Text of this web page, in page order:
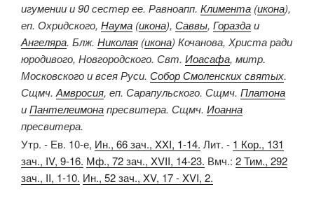
игумении и 90 сестер ее. Равноапп. Климента (икона),
еп. Охридского, Наума (икона), Саввы, Гораздаи
Ангеляра. Блж. Николая (икона) Кочанова, Христа ради
юродивого, Новгородского. Свт. Иоасафа, митр.
Московского и всея Руси. Собор Смоленских святых.
Сщмч.Амвросия, еп. Сарапульского. Сщмч. Платона
иПантелеимонапресвитера. Сщмч. Иоанна
пресвитера.
Утр. - Ев. 10-е, Ин., 66 зач., XXI, 1-14. Лит. - 1 Кор., 131
зач., IV, 9-16. Мф., 72 зач., XVII, 14-23. Вмч.: 2 Тим., 292
зач., II, 1-10. Ин., 52 зач., XV, 17 - XVI, 2.